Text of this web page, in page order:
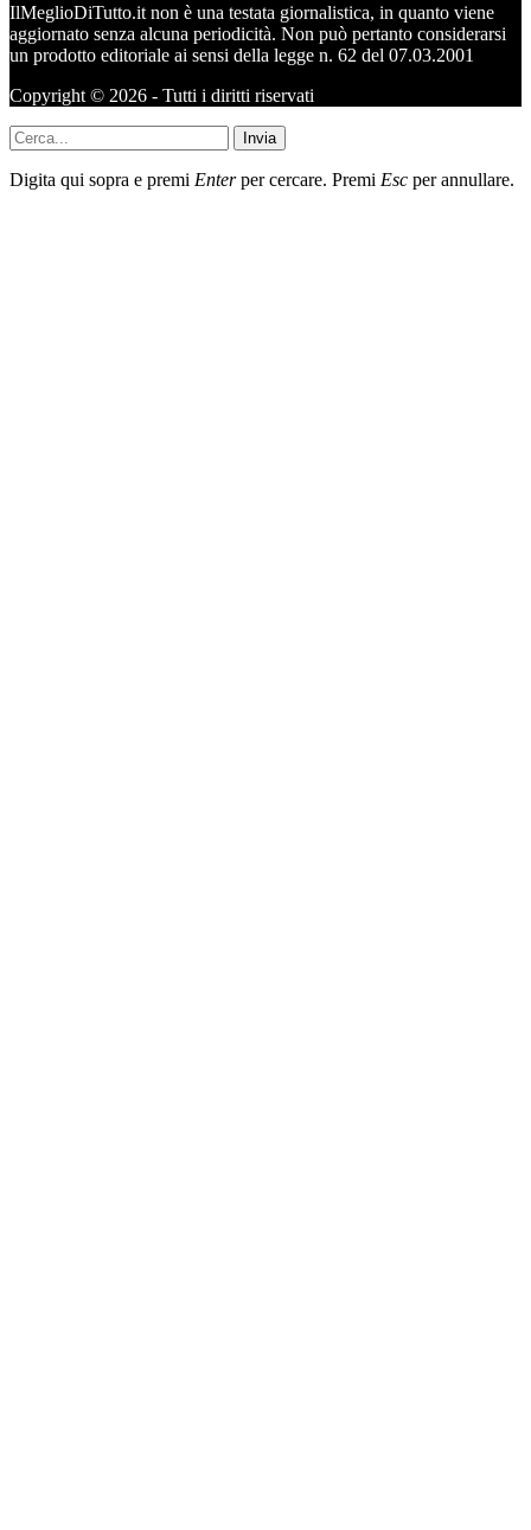
IlMeglioDiTutto.it non è una testata giornalistica, in quanto viene
aggiornato senza alcuna periodicità. Non può pertanto considerarsi
un prodotto editoriale ai sensi della legge n. 62 del 07.03.2001
Copyright © 2026 - Tutti i diritti riservati
Invia
Digita qui sopra e premi Enterper cercare. Premi Esc per annullare.